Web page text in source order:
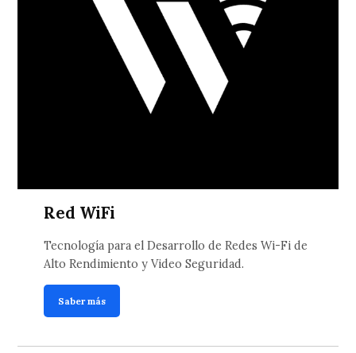
Red WiFi
Tecnología para el Desarrollo de Redes Wi-Fi de
Alto Rendimiento y Video Seguridad.
Saber más